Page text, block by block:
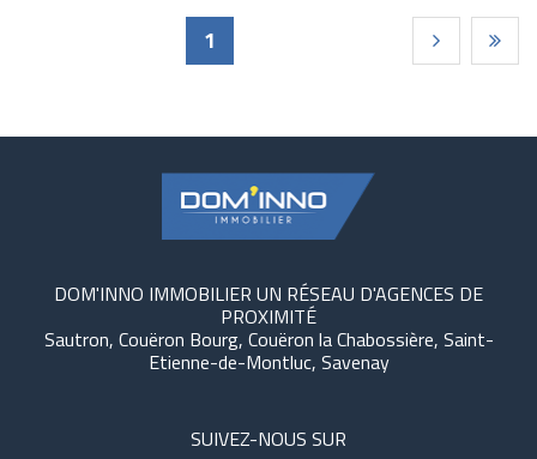
1
DOM'INNO IMMOBILIER UN RÉSEAU D'AGENCES DE
PROXIMITÉ
Sautron, Couëron Bourg, Couëron la Chabossière, Saint-
Etienne-de-Montluc, Savenay
SUIVEZ-NOUS SUR